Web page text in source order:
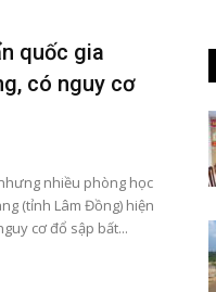
quốc gia
có nguy cơ
nhiều phòng học
(tỉnh Lâm Đồng) hiện
cơ đổ sập bất...